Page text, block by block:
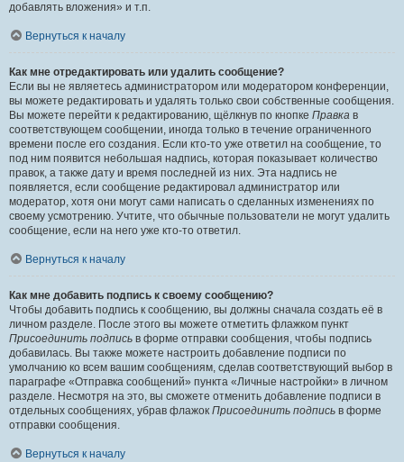
добавлять вложения» и т.п.
Вернуться к началу
Как мне отредактировать или удалить сообщение?
Если вы не являетесь администратором или модератором конференции,
вы можете редактировать и удалять только свои собственные сообщения.
Вы можете перейти к редактированию, щёлкнув по кнопке Правка в
соответствующем сообщении, иногда только в течение ограниченного
времени после его создания. Если кто-то уже ответил на сообщение, то
под ним появится небольшая надпись, которая показывает количество
правок, а также дату и время последней из них. Эта надпись не
появляется, если сообщение редактировал администратор или
модератор, хотя они могут сами написать о сделанных изменениях по
своему усмотрению. Учтите, что обычные пользователи не могут удалить
сообщение, если на него уже кто-то ответил.
Вернуться к началу
Как мне добавить подпись к своему сообщению?
Чтобы добавить подпись к сообщению, вы должны сначала создать её в
личном разделе. После этого вы можете отметить флажком пункт
Присоединить подпись в форме отправки сообщения, чтобы подпись
добавилась. Вы также можете настроить добавление подписи по
умолчанию ко всем вашим сообщениям, сделав соответствующий выбор в
параграфе «Отправка сообщений» пункта «Личные настройки» в личном
разделе. Несмотря на это, вы сможете отменить добавление подписи в
отдельных сообщениях, убрав флажок Присоединить подпись в форме
отправки сообщения.
Вернуться к началу